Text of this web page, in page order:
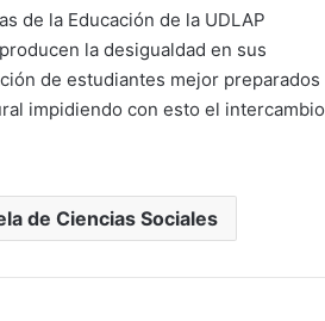
de la Educación de la UDLAP
la desigualdad en sus
de estudiantes mejor preparados
impidiendo con esto el intercambio
de Ciencias Sociales